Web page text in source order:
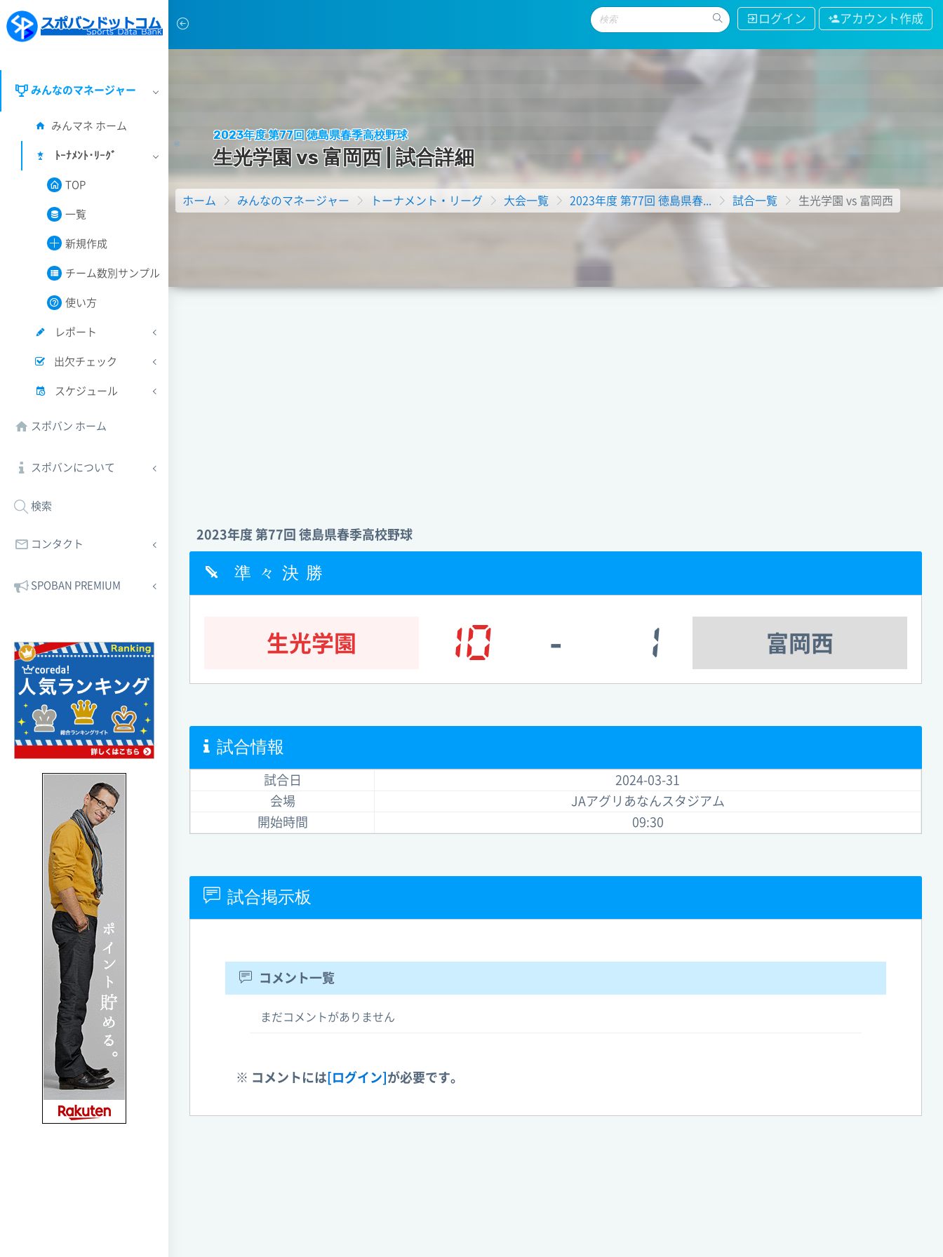
ログイン アカウント作成
みんなのマネージャー
みんマネ ホーム
ﾄｰﾅﾒﾝﾄ･ﾘｰｸﾞ
TOP
一覧
新規作成
チーム数別サンプル
使い方
レポート
出欠チェック
スケジュール
スポバン ホーム
スポバンについて
検索
コンタクト
SPOBAN PREMIUM
2023年度 第77回 徳島県春季高校野球
生光学園 vs富岡西 試合詳細
ホーム みんなのマネージャー トーナメント・リーグ 大会一覧 2023年度 第77回 徳島県春... 試合一覧 生光学園 vs 富岡西
2023年度 第77回 徳島県春季高校野球
準々決勝
生光学園 10 - 1 富岡西
試合情報
試合日
2024-03-31
会場
JAアグリあなんスタジアム
開始時間
09:30
試合掲示板
コメント一覧
まだコメントがありません
※ コメントには [ログイン] が必要です。